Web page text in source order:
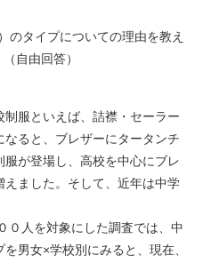
のタイプについての理由を教え
自由回答）
服といえば、詰襟・セーラー
ると、ブレザーにタータンチ
が登場し、高校を中心にブレ
ました。そして、近年は中学
０人を対象にした調査では、中
男女×学校別にみると、現在、